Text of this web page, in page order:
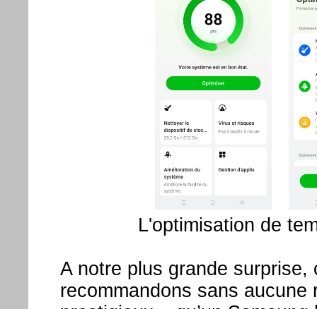
L'optimisation de
A notre plus grande surprise,
recommandons sans aucune